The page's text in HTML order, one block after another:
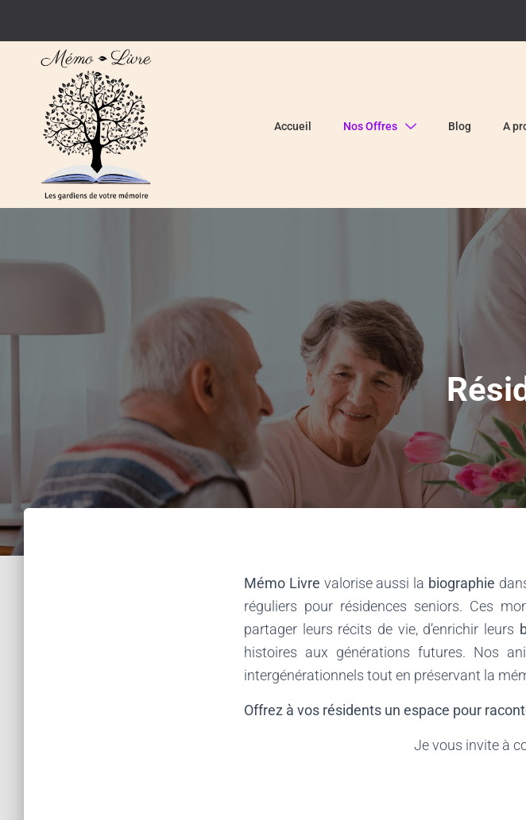
Accueil Nos Offres Blog A
Mémo Livre valorise aussi la biographie
réguliers pour résidences seniors. Ces
partager leurs récits de vie, d’enrichir leurs
histoires aux générations futures. Nos
intergénérationnels tout en préservant la
Offrez à vos résidents un espace pour
Je vous invite à